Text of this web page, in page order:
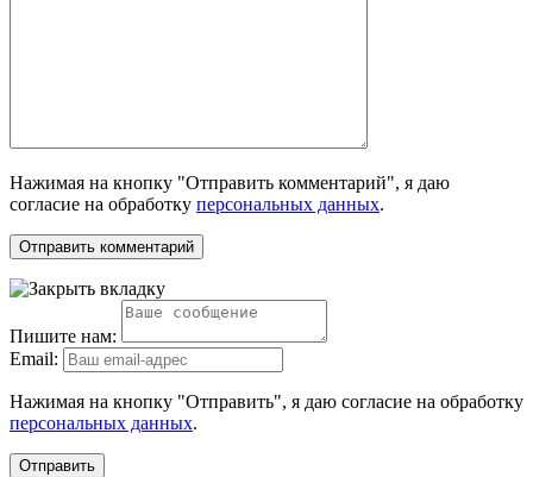
Нажимая на кнопку "Отправить комментарий", я даю
согласие на обработку персональных данных.
Пишите нам:
Email:
Нажимая на кнопку "Отправить", я даю согласие на обработку
персональных данных.
Отправить